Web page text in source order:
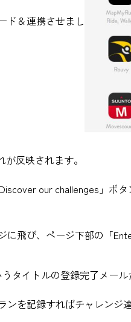
ド＆連携させまし
反映されます。
our challenges」ボ
飛び、ページ下部の「
タイトルの登録完了メール
を記録すればチャレンジ達